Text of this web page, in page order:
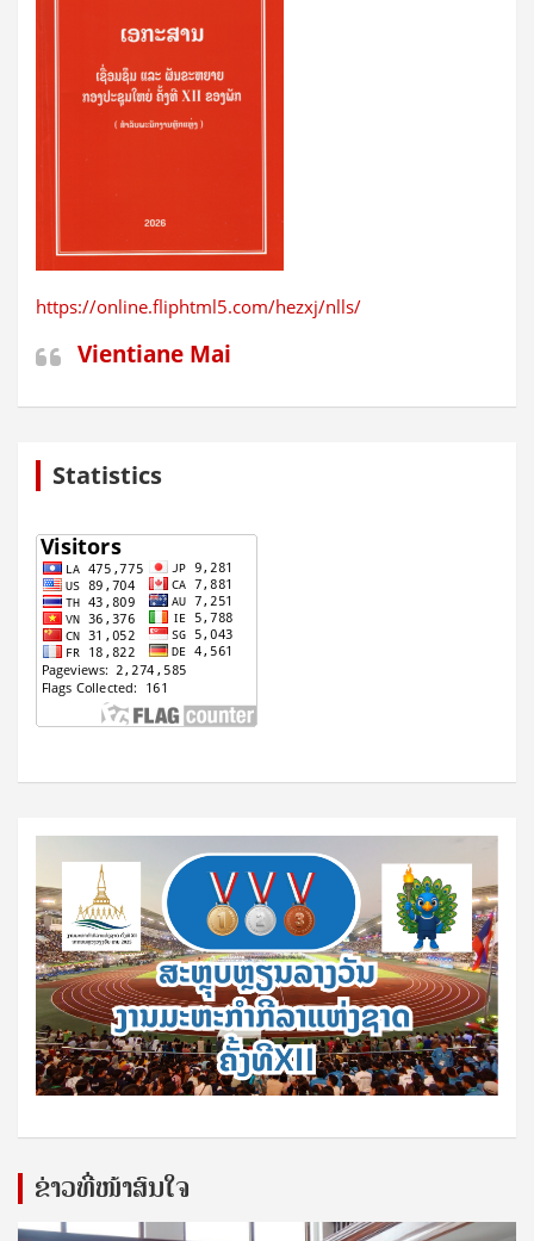
https://online.fliphtml5.com/hezxj/nlls/
Vientiane Mai
Statistics
ຂ່າວທີ່ໜ້າສົນໃຈ